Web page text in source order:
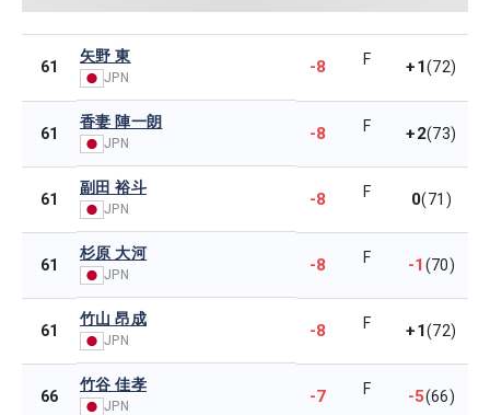
61
矢野 東
JPN
-8 F +1(72)
61
香妻 陣一朗
JPN -8 F +2(73)
61
副田 裕斗
JPN -8 F 0(71)
61
杉原 大河
JPN -8 F -1(70)
61
竹山 昂成
JPN -8 F +1(72)
66
竹谷 佳孝
JPN -7 F -5(66)